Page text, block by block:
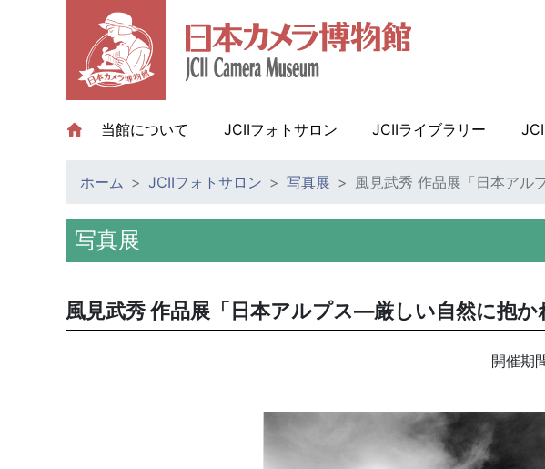
当館について (current)JCIIフォトサロン JCIIライブラリー
ホーム JCIIフォトサロン 写真展 風見武秀 作品展「日本アル
写真展
風見武秀 作品展「日本アルプス―厳しい自然に抱か
開催期